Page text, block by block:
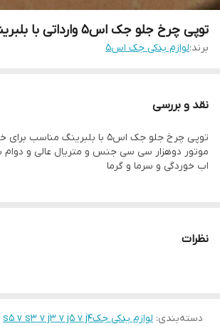
توپی چرخ جلو جک اس۵ وارداتی با بلبرینگ
برند:لوازم یدکی جک اس۵
نقد و بررسی
موتور دوهزار سی سی جنس و متریال عالی و دوام
اب خوردگی و سرما و گرما
نظرات
دسته‌بندی: لوازم یدکی جکs5 v s3 v j3 v j5 v j4